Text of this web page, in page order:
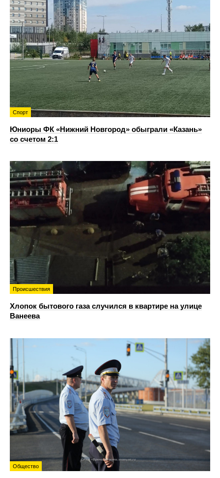
Спорт
Юниоры ФК «Нижний Новгород» обыграли «Казань»
со счетом 2:1
Происшествия
Хлопок бытового газа случился в квартире на улице
Ванеева
Общество